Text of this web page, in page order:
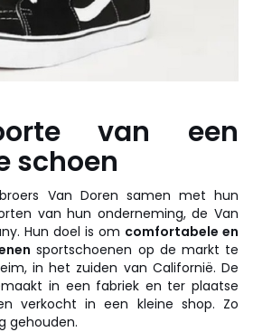
van een
schoen
Van Doren samen met hun
van hun onderneming, de Van
Hun doel is om comfortabele en
sportschoenen op de markt te
in het zuiden van Californië. De
in een fabriek en ter plaatse
verkocht in een kleine shop. Zo
gehouden.